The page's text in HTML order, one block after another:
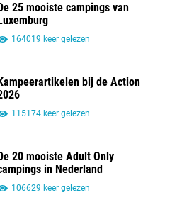
25 mooiste campings van
164019 keer gelezen
bij de Action
115174 keer gelezen
20 mooiste Adult Only
in Nederland
106629 keer gelezen